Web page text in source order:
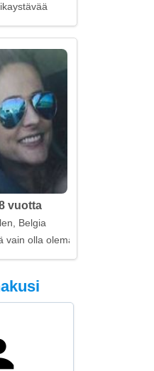
vuotta
Belgia
vain olla olemassa kanssasi